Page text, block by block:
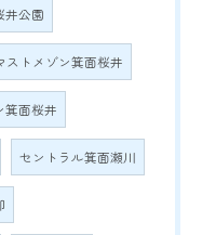
井公園
ストメゾン箕面桜井
箕面桜井
セントラル箕面瀬川